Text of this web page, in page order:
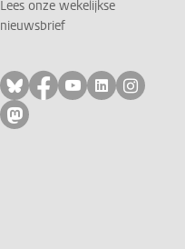
Lees onze wekelijkse
nieuwsbrief
Volg ons op bluesky
Volg ons op
Volg ons op
Volg ons
Volg
Volg ons op mastodon